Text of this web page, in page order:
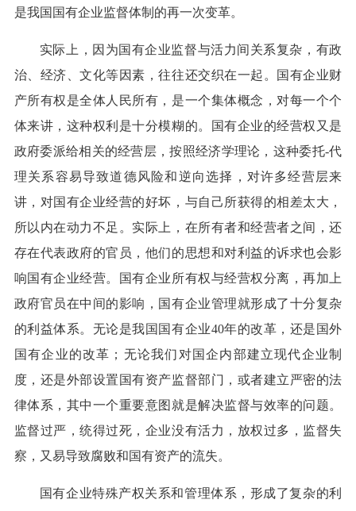
是我国国有企业监督体制的再一次变革。
实际上，因为国有企业监督与活力间关系复杂，有政
治、经济、文化等因素，往往还交织在一起。国有企业财
产所有权是全体人民所有，是一个集体概念，对每一个个
体来讲，这种权利是十分模糊的。国有企业的经营权又是
政府委派给相关的经营层，按照经济学理论，这种委托-代
理关系容易导致道德风险和逆向选择，对许多经营层来
讲，对国有企业经营的好坏，与自己所获得的相差太大，
所以内在动力不足。实际上，在所有者和经营者之间，还
存在代表政府的官员，他们的思想和对利益的诉求也会影
响国有企业经营。国有企业所有权与经营权分离，再加上
政府官员在中间的影响，国有企业管理就形成了十分复杂
的利益体系。无论是我国国有企业40年的改革，还是国外
国有企业的改革；无论我们对国企内部建立现代企业制
度，还是外部设置国有资产监督部门，或者建立严密的法
律体系，其中一个重要意图就是解决监督与效率的问题。
监督过严，统得过死，企业没有活力，放权过多，监督失
察，又易导致腐败和国有资产的流失。
国有企业特殊产权关系和管理体系，形成了复杂的利